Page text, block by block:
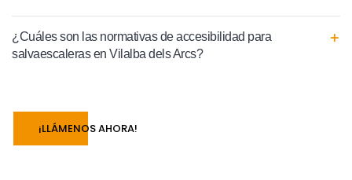
¿Cuáles son las normativas de accesibilidad para
salvaescaleras en Vilalba dels Arcs?
¡LLÁMENOS AHORA!